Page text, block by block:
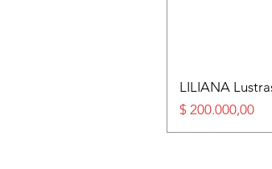
LILIANA
Precio
$ 200.000,00